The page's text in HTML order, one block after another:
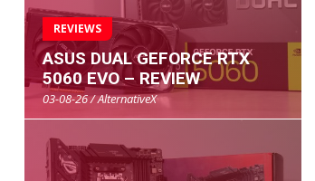
REVIEWS
ASUS DUAL GEFORCE RTX
5060 EVO – REVIEW
03-08-26 / AlternativeX